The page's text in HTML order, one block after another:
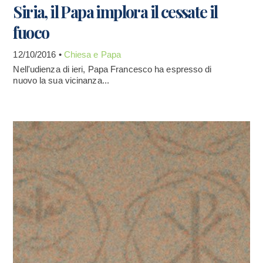
Siria, il Papa implora il cessate il
fuoco
12/10/2016 • Chiesa e Papa
Nell'udienza di ieri, Papa Francesco ha espresso di
nuovo la sua vicinanza...